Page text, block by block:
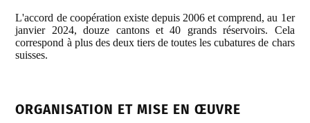
L'accord de coopération existe depuis 2006 et comprend, au 1er
janvier 2024, douze cantons et 40 grands réservoirs. Cela
correspond à plus des deux tiers de toutes les cubatures de chars
suisses.
ORGANISATION ET MISE EN ŒUVRE